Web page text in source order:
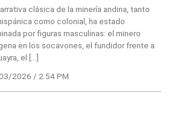
clásica de la minería andina, tanto
como colonial, ha estado
por figuras masculinas: el minero
en los socavones, el fundidor frente a
el […]
2026 / 2:54 PM